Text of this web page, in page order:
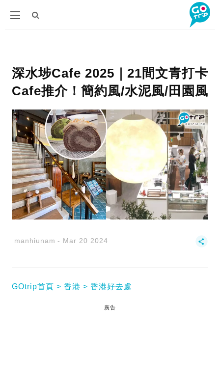
深水埗Cafe 2025｜21間文青打卡
Cafe推介！簡約風/水泥風/田園風
manhiunam Mar 20 2024
GOtrip首頁 香港 香港好去處
廣告